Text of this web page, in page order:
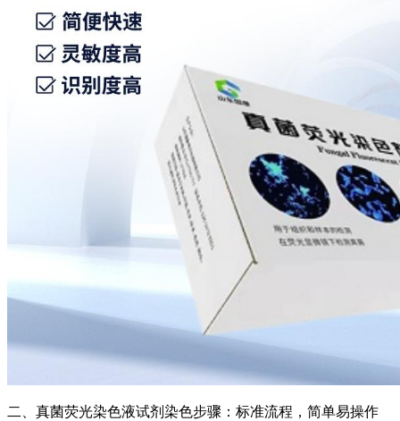
二、 真菌荧光染色液试剂 染色步骤：标准流程，简单易操作